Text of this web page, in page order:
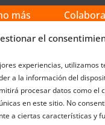
más
el
experiencias, utilizamos
a la información del
procesar datos como el
en este sitio. No
a ciertas características y